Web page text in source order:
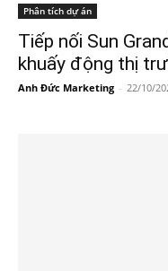
Phân tích dự án
Tiếp nối Sun
khuấy động thị
Anh Đức Marketing - 22/10/